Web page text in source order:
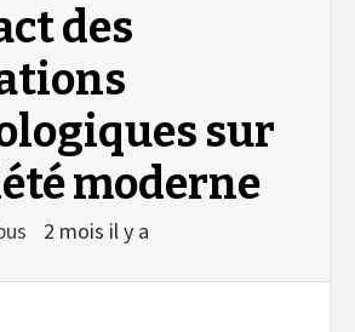
des
sur
moderne
2 mois il y a